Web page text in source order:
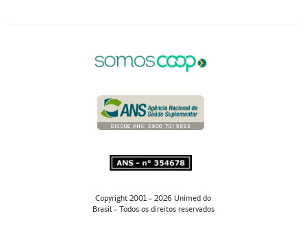
Copyright 2001 - 2026 Unimed do
Brasil - Todos os direitos reservados